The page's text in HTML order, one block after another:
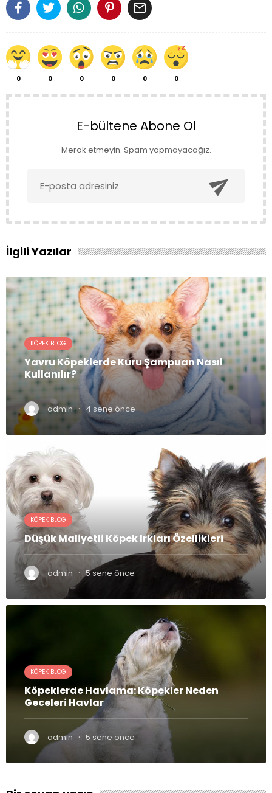

0 0 0 0 0 0
E-bültene Abone Ol
Merak etmeyin. Spam yapmayacağız.

İlgili Yazılar
KÖPEK BLOG
Yavru Köpeklerde Kuru Şampuan Nasıl
Kullanılır?
admin · 4 sene önce
KÖPEK BLOG
Düşük Maliyetli Köpek Irkları Özellikleri
admin · 5 sene önce
KÖPEK BLOG
Köpeklerde Havlama: Köpekler Neden
Geceleri Havlar
admin · 5 sene önce